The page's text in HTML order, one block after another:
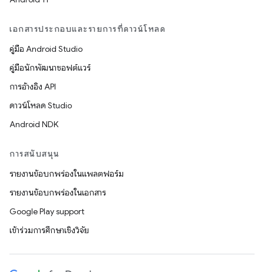
เอกสารประกอบและรายการที่ดาวน์โหลด
คู่มือ Android Studio
คู่มือนักพัฒนาซอฟต์แวร์
การอ้างอิง API
ดาวน์โหลด Studio
Android NDK
การสนับสนุน
รายงานข้อบกพร่องในแพลตฟอร์ม
รายงานข้อบกพร่องในเอกสาร
Google Play support
เข้าร่วมการศึกษาเชิงวิจัย